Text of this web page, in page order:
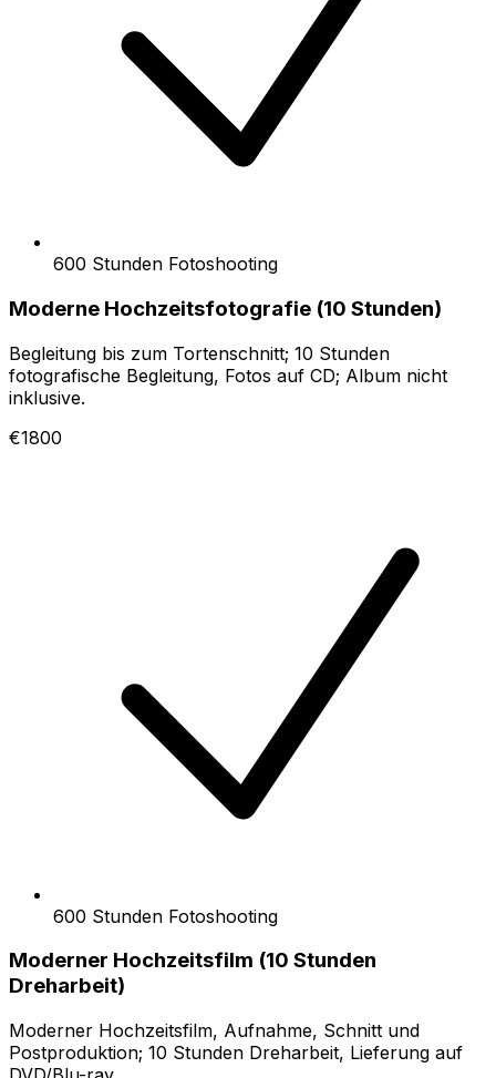
600 Stunden Fotoshooting
Moderne Hochzeitsfotografie (10 Stunden)
Begleitung bis zum Tortenschnitt; 10 Stunden
fotografische Begleitung, Fotos auf CD; Album nicht
inklusive.
€1800
600 Stunden Fotoshooting
Moderner Hochzeitsfilm (10 Stunden
Dreharbeit)
Moderner Hochzeitsfilm, Aufnahme, Schnitt und
Postproduktion; 10 Stunden Dreharbeit, Lieferung auf